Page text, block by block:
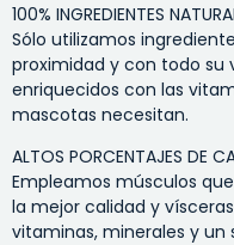
100% INGREDIENTES
Sólo utilizamos
proximidad y con todo
enriquecidos con las
mascotas necesitan.
ALTOS PORCENTAJES DE
Empleamos músculos
la mejor calidad y
vitaminas, minerales y